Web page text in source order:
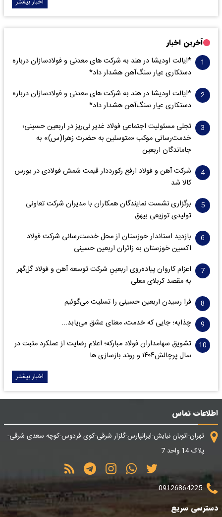
اخبار بیشتر
آخرین اخبار
*ایالت اودیشا در هند به شرکت های معدنی و فولادسازان درباره
دستکاری عیار سنگ‌آهن هشدار داد*
*ایالت اودیشا در هند به شرکت های معدنی و فولادسازان درباره
دستکاری عیار سنگ‌آهن هشدار داد*
تجلی مسئولیت اجتماعی فولاد غدیر نی‌ریز در اربعین حسینی؛
خدمت‌رسانی موکب «متوسلین به حضرت زهرا(س)» به
جاماندگان اربعین
شرکت آهن و فولاد ارفع رکورددار قیمت شمش فولادی در بورس
کالا شد
برگزاری نشست نمایندگان همکاران با مدیران شرکت تعاونی
تولیدی توزیعی بیهق
بازدید استاندار خوزستان از محل خدمت‌رسانی شرکت فولاد
اکسین خوزستان به زائران اربعین حسینی
اعزام کاروان پیاده‌روی اربعینِ شرکت توسعه آهن و فولاد گل‌گهر
به مقصد کربلای معلی
فرا رسیدن اربعین حسینی را تسلیت می‌گوئیم
چذابه؛ جایی که خدمت، معنای عشق می‌یابد...
تشویق سهامداران فولاد مبارکه؛ اعلام رضایت از عملکرد مثبت در
سال پرچالش۱۴۰۴ و روند بازسازی ها
اخبار بیشتر
اطلاعات تماس
تهران-اتوبان نیایش-ایرانپارس-گلزار شرقی-کوی فردوس-کوچه سعدی شرقی-
پلاک 14 واحد 7
09126864225
دسترسی سریع